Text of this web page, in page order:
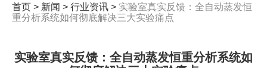
首页 > 新闻 > 行业资讯 > 实验室真实反馈：全自动蒸发恒
重分析系统如何彻底解决三大实验痛点
实验室真实反馈：全自动蒸发恒重分析系统如